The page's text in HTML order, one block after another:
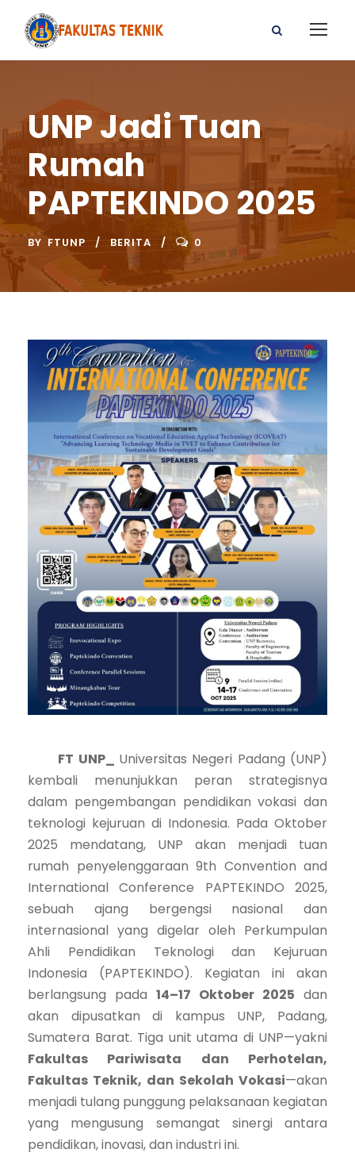
UNP Jadi Tuan
Rumah
PAPTEKINDO 2025
BY FTUNP BERITA 0
FT UNP_ Universitas Negeri Padang (UNP)
kembali menunjukkan peran strategisnya
dalam pengembangan pendidikan vokasi dan
teknologi kejuruan di Indonesia. Pada Oktober
2025 mendatang, UNP akan menjadi tuan
rumah penyelenggaraan 9th Convention and
International Conference PAPTEKINDO 2025,
sebuah ajang bergengsi nasional dan
internasional yang digelar oleh Perkumpulan
Ahli Pendidikan Teknologi dan Kejuruan
Indonesia (PAPTEKINDO). Kegiatan ini akan
berlangsung pada 14–17 Oktober 2025 dan
akan dipusatkan di kampus UNP, Padang,
Sumatera Barat. Tiga unit utama di UNP—yakni
Fakultas Pariwisata dan Perhotelan,
Fakultas Teknik, dan Sekolah Vokasi—akan
menjadi tulang punggung pelaksanaan kegiatan
yang mengusung semangat sinergi antara
pendidikan, inovasi, dan industri ini.